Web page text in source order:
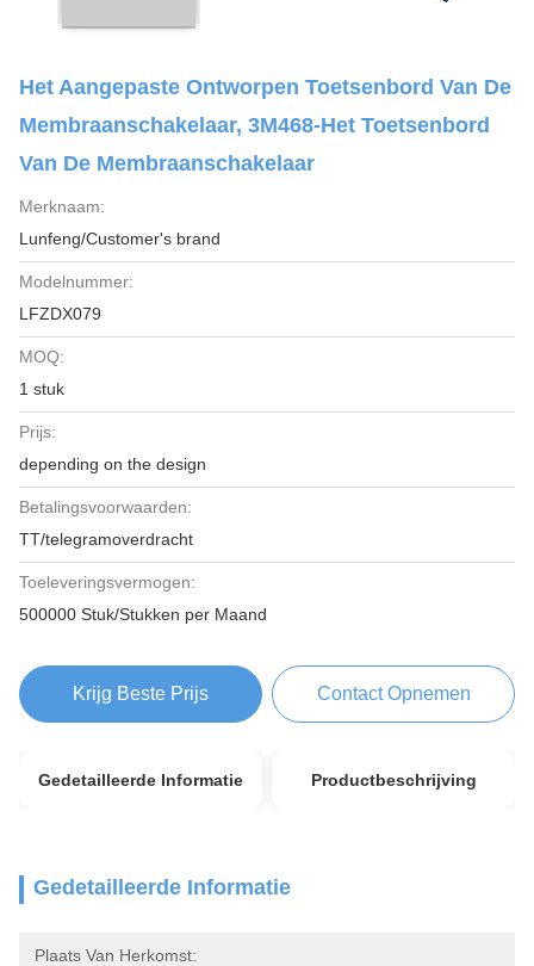
Het Aangepaste Ontworpen Toetsenbord Van De
Membraanschakelaar, 3M468-Het Toetsenbord
Van De Membraanschakelaar
Merknaam:
Lunfeng/Customer's brand
Modelnummer:
LFZDX079
MOQ:
1 stuk
Prijs:
depending on the design
Betalingsvoorwaarden:
TT/telegramoverdracht
Toeleveringsvermogen:
500000 Stuk/Stukken per Maand
Krijg Beste Prijs Contact Opnemen
Gedetailleerde Informatie Productbeschrijving
Gedetailleerde Informatie
Plaats Van Herkomst: